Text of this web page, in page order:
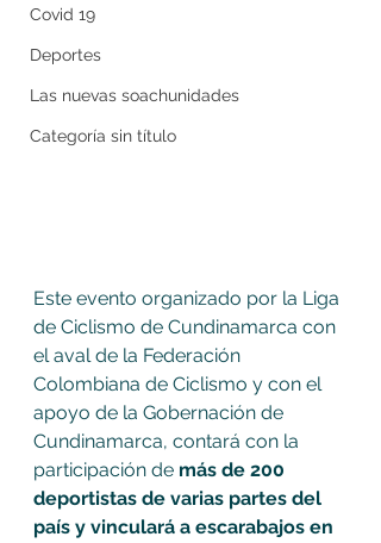
Covid 19
Deportes
Las nuevas soachunidades
Categoría sin título
Este evento organizado por la Liga
de Ciclismo de Cundinamarca con
el aval de la Federación
Colombiana de Ciclismo y con el
apoyo de la Gobernación de
Cundinamarca, contará con la
participación de más de 200
deportistas de varias partes del
país y vinculará a escarabajos en